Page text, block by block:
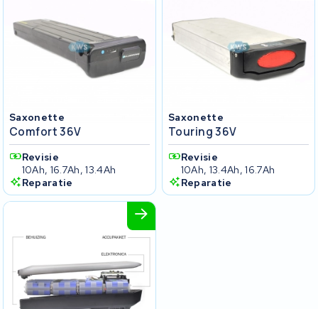
Saxonette
Comfort 36V
Revisie
10Ah, 16.7Ah, 13.4Ah
Reparatie
Saxonette
Touring 36V
Revisie
10Ah, 13.4Ah, 16.7Ah
Reparatie